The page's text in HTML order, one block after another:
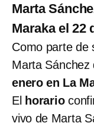
Marta
Maraka el 22
Como parte de
Marta
enero en La
El horario
vivo de Marta